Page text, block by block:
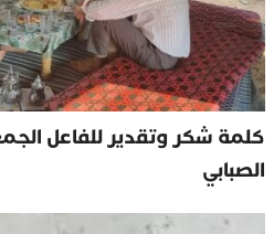
كلمة شكر وتقدير للفاعل
الصبابي